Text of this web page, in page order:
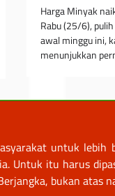
Harga Minyak
Rabu (25/6),
awal minggu ini,
menunjukkan
untuk
Untuk itu harus
bukan atas